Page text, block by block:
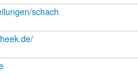
schach